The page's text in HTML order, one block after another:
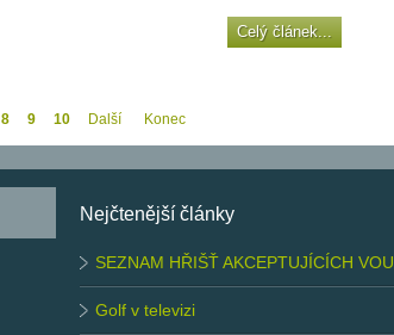
Celý článek...
8 9 10 Další Konec
Nejčtenější články
SEZNAM HŘIŠŤ AKCEPTUJÍCÍCH
Golf v televizi